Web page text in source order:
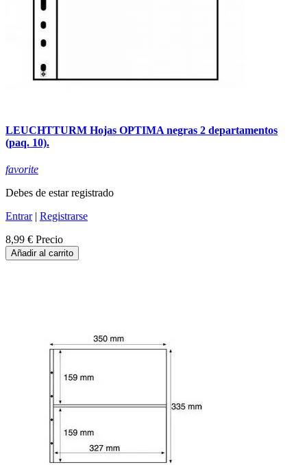
LEUCHTTURM Hojas OPTIMA negras 2 departamentos
(paq. 10).
favorite
Debes de estar registrado
Entrar| Registrarse
8,99 € Precio
Añadir al carrito